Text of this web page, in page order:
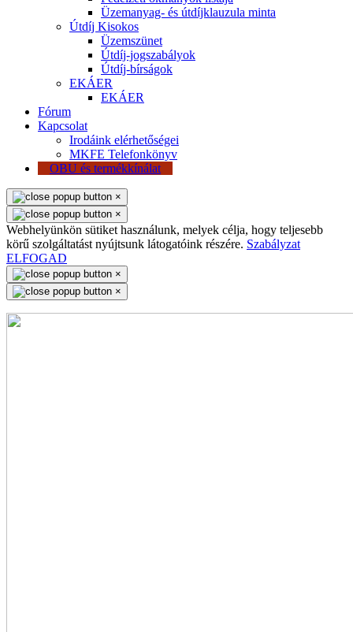
Üzemanyag- és útdíjklauzula minta
Útdíj Kisokos
Üzemszünet
Útdíj-jogszabályok
Útdíj-bírságok
EKÁER
EKÁER
Fórum
Kapcsolat
Irodáink elérhetőségei
MKFE Telefonkönyv
OBU és termékkínálat
×
×
Webhelyünkön sütiket használunk, melyek célja, hogy teljesebb
körű szolgáltatást nyújtsunk látogatóink részére. Szabályzat
ELFOGAD
×
×